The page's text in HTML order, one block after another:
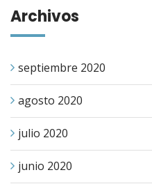
Archivos
septiembre 2020
agosto 2020
julio 2020
junio 2020